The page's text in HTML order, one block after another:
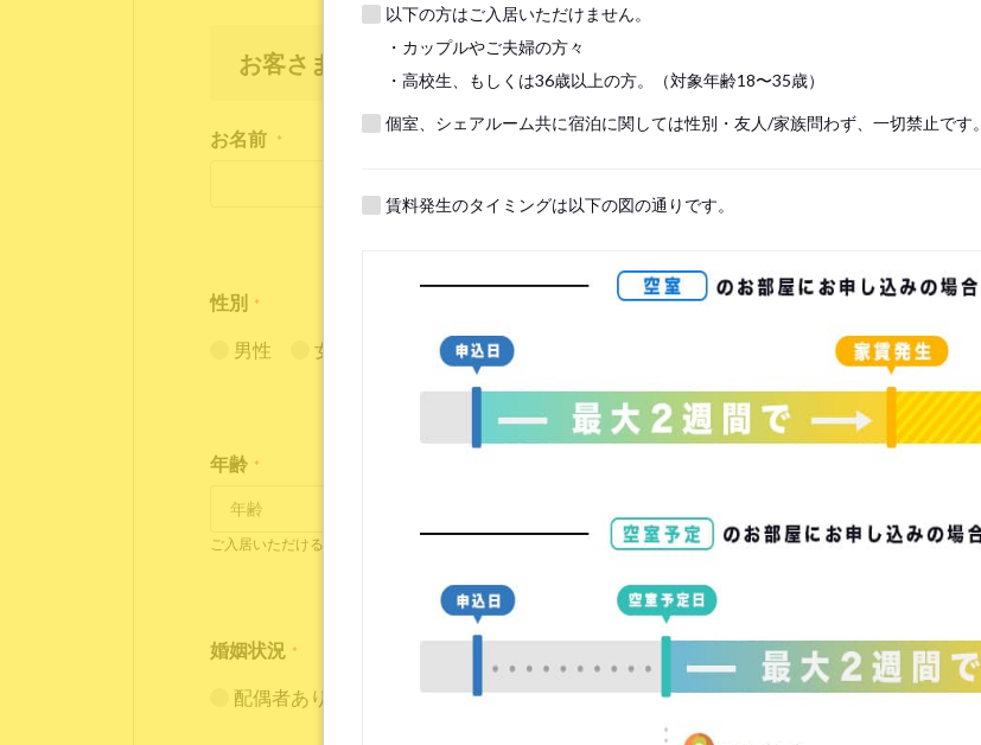
お客さま情報
お名前 *
性別 *
男性 女性
年齢 *
ご入居いただけるのは18歳～35歳の方となります。
婚姻状況 *
配偶者あり（入居条件あり） 配偶者なし
以下の方はご入居いただけません。
・カップルやご夫婦の方々
・高校生、もしくは36歳以上の方。（対象年齢18〜35歳）
個室、シェアルーム共に宿泊に関しては性別・友人/家族問わず、一切禁止です。
賃料発生のタイミングは以下の図の通りです。